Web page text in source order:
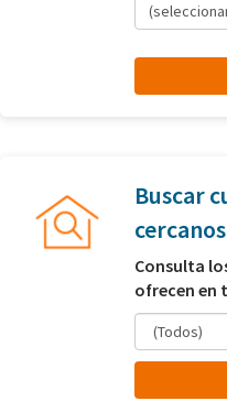
Buscar
cercanos
Consulta
ofrecen en